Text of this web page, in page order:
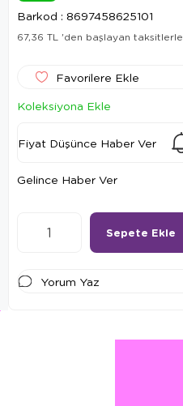
Barkod : 8697458625101
67,36 TL 'den başlayan taksitlerle
Favorilere Ekle
Koleksiyona Ekle
Fiyat Düşünce Haber Ver
Gelince Haber Ver
Yorum Yaz